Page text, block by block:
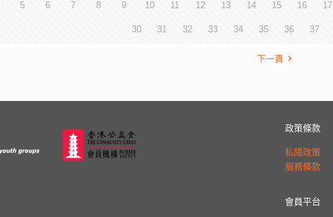
5 6 7 8 9 10 11 12 13 14 15 16 17
30 31 32 33 34 35 36 37
下一頁
政策條款
私隱政策
服務條款
會員平台